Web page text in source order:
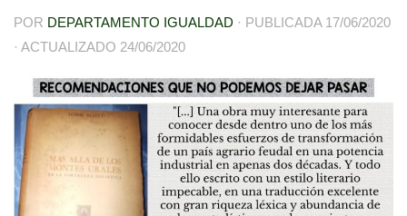
POR DEPARTAMENTO IGUALDAD · PUBLICADA 17/06/2020
· ACTUALIZADO 24/06/2020